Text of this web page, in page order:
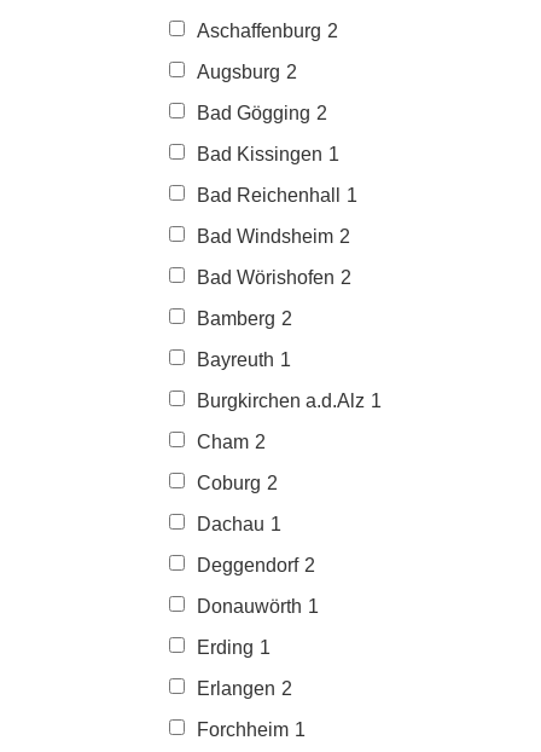
Aschaffenburg 2
Augsburg 2
Bad Gögging 2
Bad Kissingen 1
Bad Reichenhall
1
Bad Windsheim 2
Bad Wörishofen 2
Bamberg 2
Bayreuth 1
Burgkirchen a.d.Alz 1
Cham 2
Coburg 2
Dachau 1
Deggendorf 2
Donauwörth 1
Erding 1
Erlangen 2
Forchheim 1